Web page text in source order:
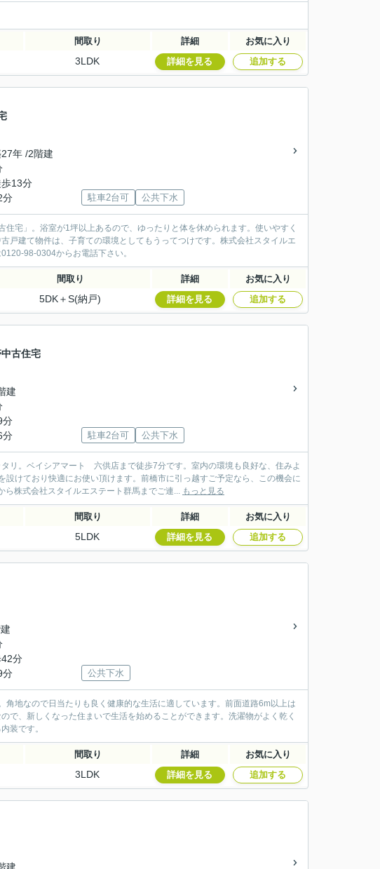
間取り 詳細 お気に入り
3LDK 詳細を見る 追加する
年 /2階建
歩13分
分 駐車2台可 公共下水
宅」。浴室が1坪以上あるので、ゆったりと体を休められます。使いやすく
戸建て物件は、子育ての環境としてもうってつけです。株式会社スタイルエ
98-0304からお電話下さい。
間取り 詳細 お気に入り
5DK＋S(納戸) 詳細を見る 追加する
古住宅
建
分
分 駐車2台可 公共下水
リ。ベイシアマート 六供店まで徒歩7分です。室内の環境も良好な、住みよ
けており快適にお使い頂けます。前橋市に引っ越すご予定なら、この機会に
株式会社スタイルエステート群馬までご連... もっと見る
間取り 詳細 お気に入り
5LDK 詳細を見る 追加する
42分
分 公共下水
地なので日当たりも良く健康的な生活に適しています。前面道路6m以上は
で、新しくなった住まいで生活を始めることができます。洗濯物がよく乾く
装です。
間取り 詳細 お気に入り
3LDK 詳細を見る 追加する